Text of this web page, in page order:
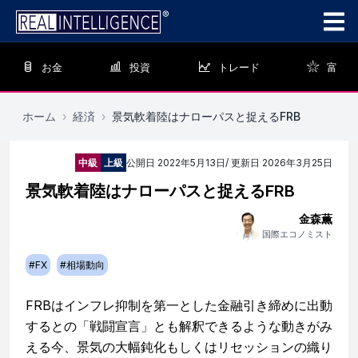
お金 投資 トレード 富
ホーム › 経済 › 景気軟着陸はナローパスと捉えるFRB
中級 上級 公開日 2022年5月13日/ 更新日 2026年3月25日
景気軟着陸はナローパスと捉えるFRB
金森薫
国際エコノミスト
#FX #相場動向
FRBはインフレ抑制を第一とした金融引き締めに出動
するとの「戦闘宣言」とも解釈できるような動きがみ
える今、景気の大幅鈍化もしくはリセッションの織り